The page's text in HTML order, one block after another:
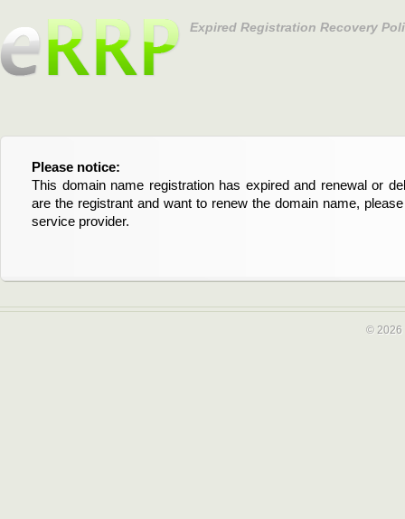
Expired Registration Recovery
Please notice:
This domain name registration has expired and renewal or
are the registrant and want to renew the domain name,
service provider.
Bitte beachten Sie:
Diese Domainregistrierung ist abgelaufen und die
Domain stehen an. Wenn Sie der Registrant sind und
verlängern möchten, kontaktieren Sie bitte Ihren Service-
© 2026